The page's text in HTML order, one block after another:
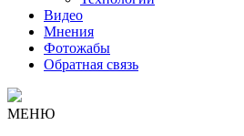
Видео
Мнения
Фотожабы
Обратная связь
МЕНЮ